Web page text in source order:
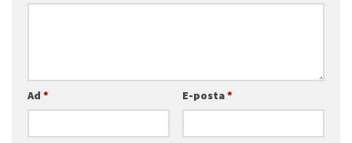
Ad * E-posta*